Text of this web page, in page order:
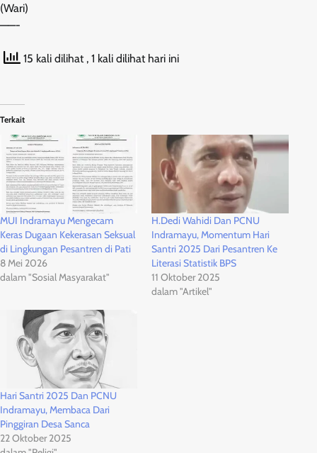
(Wari)
——-
15 kali dilihat , 1 kali dilihat hari ini
Terkait
MUI Indramayu Mengecam
Keras Dugaan Kekerasan Seksual
di Lingkungan Pesantren di Pati
8 Mei 2026
dalam "Sosial Masyarakat"
H.Dedi Wahidi Dan PCNU
Indramayu, Momentum Hari
Santri 2025 Dari Pesantren Ke
Literasi Statistik BPS
11 Oktober 2025
dalam "Artikel"
Hari Santri 2025 Dan PCNU
Indramayu, Membaca Dari
Pinggiran Desa Sanca
22 Oktober 2025